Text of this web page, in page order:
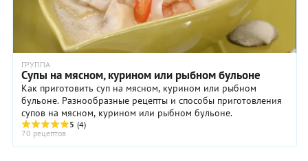
ГРУППА
Супы на мясном, курином или рыбном бульоне
Как приготовить суп на мясном, курином или рыбном
бульоне. Разнообразные рецепты и способы приготовления
супов на мясном, курином или рыбном бульоне.
5 (4)
70 рецептов